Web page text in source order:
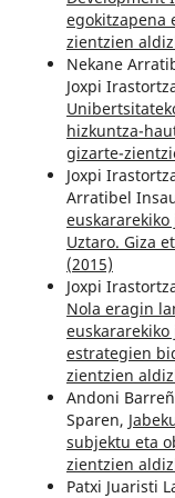
egokitzapena
zientzien
Nekane
Joxpi
hizkuntza-
gizarte-
Joxpi
Arratibel
Uztaro. Giza
(2015)
Joxpi
Nola eragin
estrategien
zientzien
Andoni
Sparen,
subjektu eta
zientzien
Patxi Juaristi